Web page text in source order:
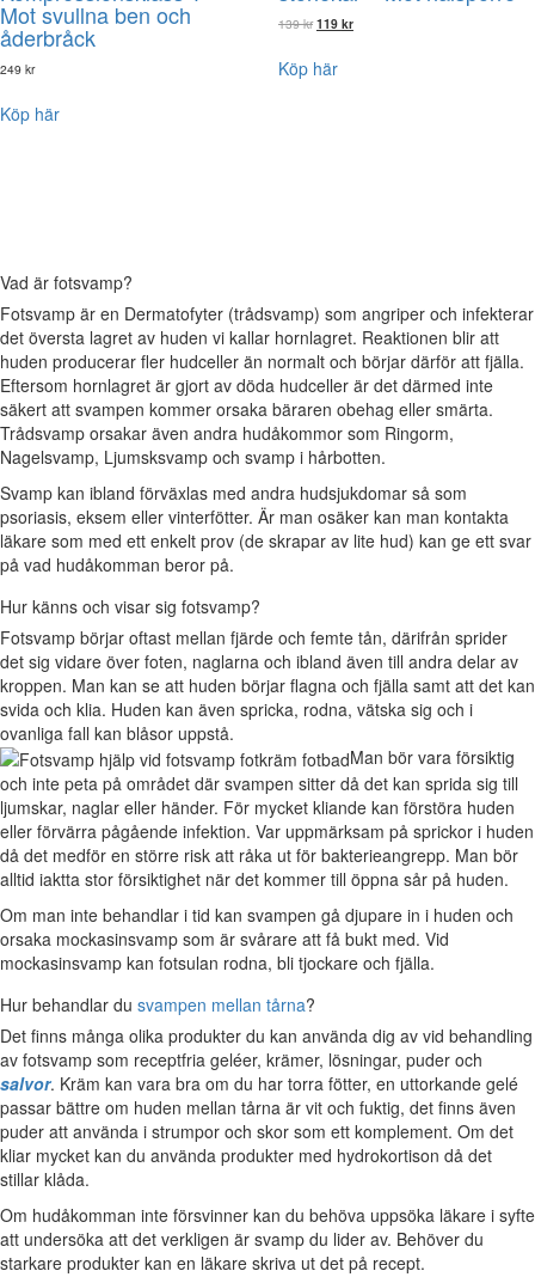
Mot svullna ben och
åderbråck
249 kr
Köp här
139kr Det
var:
119 krDet
Köp här
Vad är fotsvamp?
Fotsvamp är en Dermatofyter (trådsvamp) som angriper och infekterar
det översta lagret av huden vi kallar hornlagret. Reaktionen blir att
huden producerar fler hudceller än normalt och börjar därför att fjälla.
Eftersom hornlagret är gjort av döda hudceller är det därmed inte
säkert att svampen kommer orsaka bäraren obehag eller smärta.
Trådsvamp orsakar även andra hudåkommor som Ringorm,
Nagelsvamp, Ljumsksvamp och svamp i hårbotten.
Svamp kan ibland förväxlas med andra hudsjukdomar så som
psoriasis, eksem eller vinterfötter. Är man osäker kan man kontakta
läkare som med ett enkelt prov (de skrapar av lite hud) kan ge ett svar
på vad hudåkomman beror på.
Hur känns och visar sig fotsvamp?
Fotsvamp börjar oftast mellan fjärde och femte tån, därifrån sprider
det sig vidare över foten, naglarna och ibland även till andra delar av
kroppen. Man kan se att huden börjar flagna och fjälla samt att det kan
svida och klia. Huden kan även spricka, rodna, vätska sig och i
ovanliga fall kan blåsor uppstå.
Man bör vara försiktig
och inte peta på området där svampen sitter då det kan sprida sig till
ljumskar, naglar eller händer. För mycket kliande kan förstöra huden
eller förvärra pågående infektion. Var uppmärksam på sprickor i huden
då det medför en större risk att råka ut för bakterieangrepp. Man bör
alltid iaktta stor försiktighet när det kommer till öppna sår på huden.
Om man inte behandlar i tid kan svampen gå djupare in i huden och
orsaka mockasinsvamp som är svårare att få bukt med. Vid
mockasinsvamp kan fotsulan rodna, bli tjockare och fjälla.
Hur behandlar du svampen mellan tårna?
Det finns många olika produkter du kan använda dig av vid behandling
av fotsvamp som receptfria geléer, krämer, lösningar, puder och
salvor. Kräm kan vara bra om du har torra fötter, en uttorkande gelé
passar bättre om huden mellan tårna är vit och fuktig, det finns även
puder att använda i strumpor och skor som ett komplement. Om det
kliar mycket kan du använda produkter med hydrokortison då det
stillar klåda.
Om hudåkomman inte försvinner kan du behöva uppsöka läkare i syfte
att undersöka att det verkligen är svamp du lider av. Behöver du
starkare produkter kan en läkare skriva ut det på recept.